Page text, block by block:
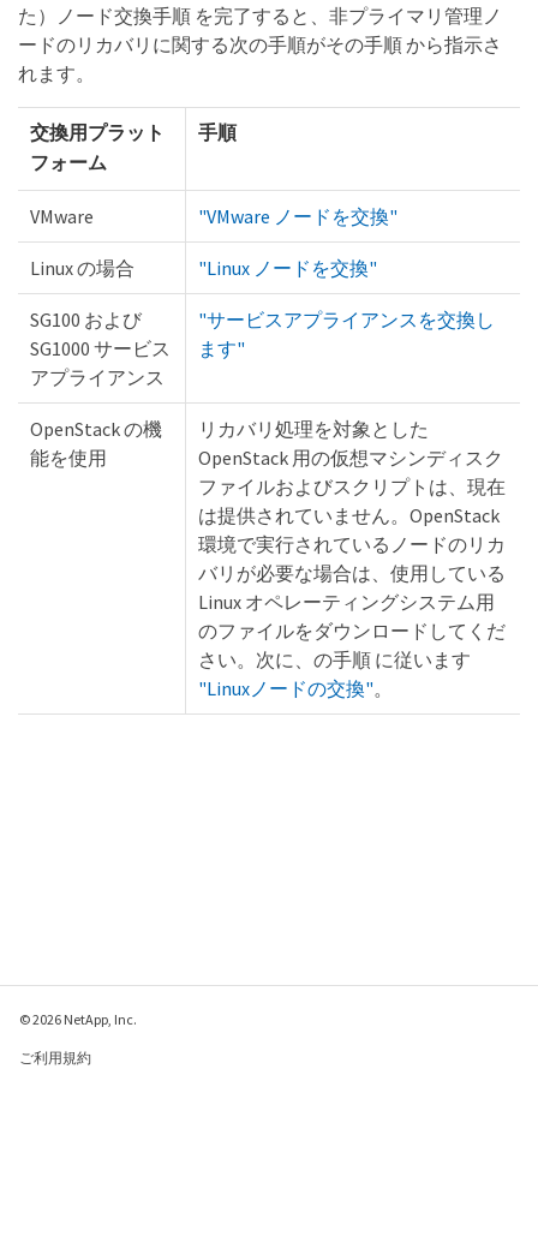
た）ノード交換手順 を完了すると、非プライマリ管理ノ
ードのリカバリに関する次の手順がその手順 から指示さ
れます。
交換用プラット
フォーム
手順
VMware "VMware ノードを交換"
Linux の場合 "Linux ノードを交換"
SG100 および
SG1000 サービス
アプライアンス
"サービスアプライアンスを交換し
ます"
OpenStack の機
能を使用
リカバリ処理を対象とした
OpenStack 用の仮想マシンディスク
ファイルおよびスクリプトは、現在
は提供されていません。OpenStack
環境で実行されているノードのリカ
バリが必要な場合は、使用している
Linux オペレーティングシステム用
のファイルをダウンロードしてくだ
さい。次に、の手順 に従います
"Linuxノードの交換"。
© 2026 NetApp, Inc.
ご利用規約